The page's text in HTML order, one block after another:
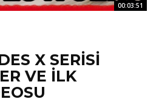
00:03:51
X SERISI
VE ILK